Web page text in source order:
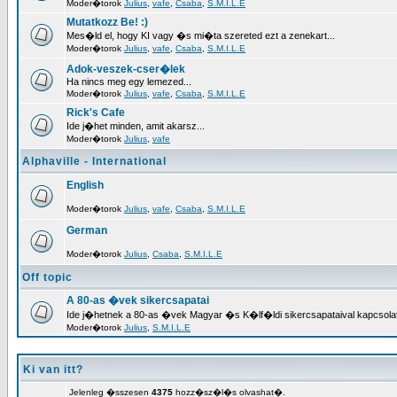
Moder�torok Julius vafe Csaba S.M.I.L.E
Mutatkozz Be! :)
Mes�ld el, hogy KI vagy �s mi�ta szereted ezt a zenekart...
Moder�torok Julius vafe Csaba S.M.I.L.E
Adok-veszek-cser�lek
Ha nincs meg egy lemezed...
Moder�torok Julius vafe Csaba S.M.I.L.E
Rick's Cafe
Ide j�het minden, amit akarsz...
Moder�torok Julius vafe
Alphaville - International
English
Moder�torok Julius vafe Csaba S.M.I.L.E
German
Moder�torok Julius Csaba S.M.I.L.E
Off topic
A 80-as �vek sikercsapatai
Ide j�hetnek a 80-as �vek Magyar �s K�lf�ldi sikercsapataival
Moder�torok Julius S.M.I.L.E
Ki van itt?
Jelenleg �sszesen 4375 hozz�sz�l�s olvashat�.